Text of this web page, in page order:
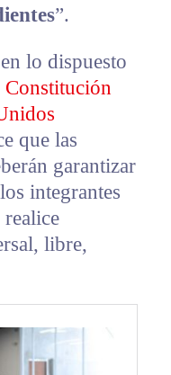
”.
lo dispuesto
que las
garantizar
integrantes
libre,